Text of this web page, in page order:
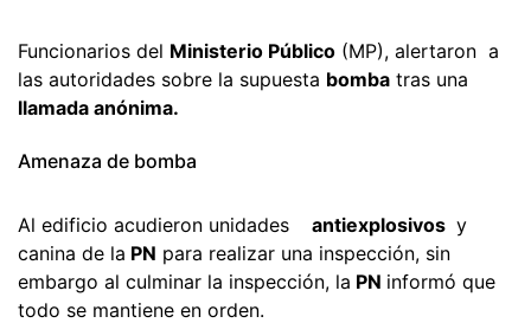
Funcionarios del Ministerio Público (MP), alertaron a
las autoridades sobre la supuesta bomba tras una
llamada anónima.
Amenaza de bomba
Al edificio acudieron unidades antiexplosivos y
canina de la PN para realizar una inspección, sin
embargo al culminar la inspección, la PN informó que
todo se mantiene en orden.